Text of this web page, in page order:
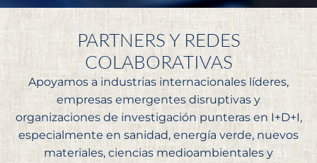
PARTNERS Y REDES
COLABORATIVAS
Apoyamos a industrias internacionales líderes,
empresas emergentes disruptivas y
organizaciones de investigación punteras en I+D+I,
especialmente en sanidad, energía verde, nuevos
materiales, ciencias medioambientales y